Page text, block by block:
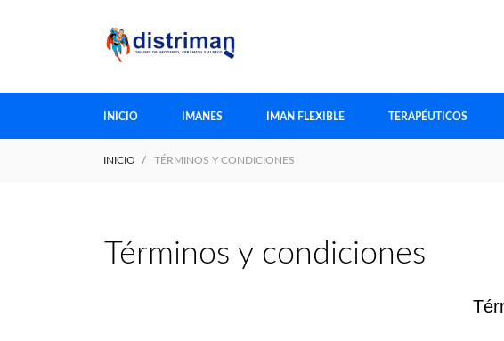
INICIO IMANES IMAN FLEXIBLE TERAPÉUTICOS
INICIO TÉRMINOS Y CONDICIONES
Términos y condiciones